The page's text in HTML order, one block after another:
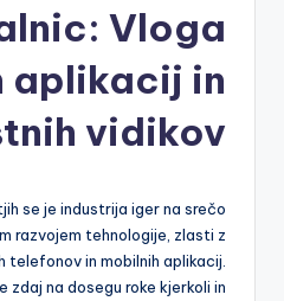
Vloga
aplikacij in
vidikov
se je industrija iger na srečo
razvojem tehnologije, zlasti z
telefonov in mobilnih aplikacij.
zdaj na dosegu roke kjerkoli in